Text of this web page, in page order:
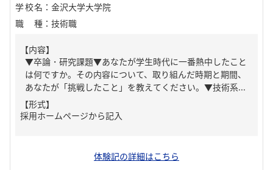
学校名 ： 金沢大学大学院
職種 ： 技術職
【内容】
▼卒論・研究課題▼あなたが学生時代に一番熱中したこと
は何ですか。その内容について、取り組んだ時期と期間、
あなたが「挑戦したこと」を教えてください。▼技術系...
【形式】
採用ホームページから記入
体験記の詳細はこちら